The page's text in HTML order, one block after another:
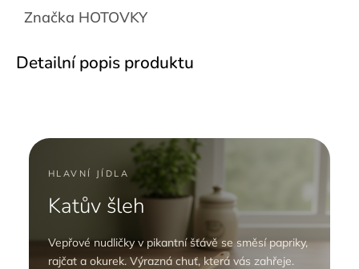
Značka HOTOVKY
Detailní popis produktu
HLAVNÍ JÍDLA
Katův šleh
Vepřové nudličky v pikantní šťávě se směsí papriky,
rajčat a okurek. Výrazná chuť, která vás zahřeje.